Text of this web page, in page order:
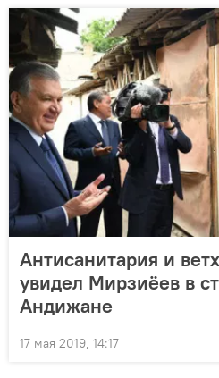
Антисанитария и
увидел Мирзиёев в
Андижане
17 мая 2019, 14:17